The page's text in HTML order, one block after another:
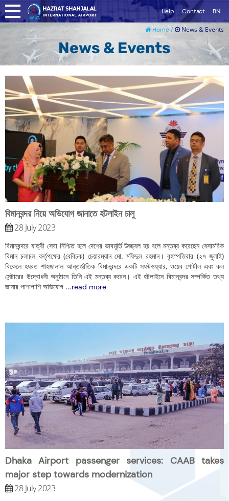
Help Contact BN
Home / News & Events
News & Events
বিমানবন্দর নিয়ে অভিযোগ জানাতে হটলাইন চালু
28 July 2023
বিমানবন্দরে যাত্রী সেবা নিশ্চিত হলে দেশের ভাবমূর্তি উজ্জ্বল হয় বলে মন্তব্য করেছেন বেসামরিক
বিমান চলাচল কর্তৃপক্ষের (বেবিচক) চেয়ারম্যান মো. মফিদুল রহমান। বৃহস্পতিবার (২৭ জুলাই)
বিকেলে হযরত শাহজালাল আন্তর্জাতিক বিমানবন্দরে একটি সফটওয়্যার, ওয়েব পোর্টাল এবং কল
সেন্টারের উদ্বোধনী অনুষ্ঠানে তিনি এই মন্তব্য করেন। এই হটলাইনে বিমানবন্দর সম্পর্কিত তথ্য
জানার পাশাপাশি অভিযোগ ...read more
Dhaka Airport passenger services: CAAB takes
major step towards modernization
28 July 2023